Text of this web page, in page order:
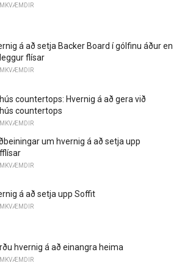
á að setja Backer Board í gólfinu áður en
flísar
countertops: Hvernig á að gera við
countertops
um hvernig á að setja upp
á að setja upp Soffit
hvernig á að einangra heima